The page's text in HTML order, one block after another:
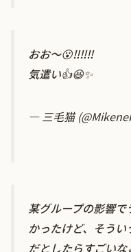
おお〜😮‼️‼️‼️
気遣い👍😆✨
— 三毛猫
某グループの影響
かったけど、そう
だとしたらすごい